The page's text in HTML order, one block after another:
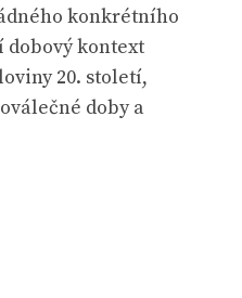
konkrétního
kontext
20. století,
doby a